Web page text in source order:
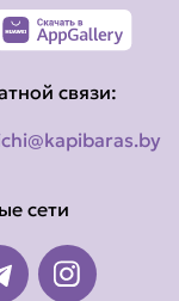
связи:
сети